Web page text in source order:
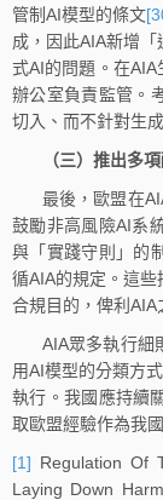
管制AI模型的條文
成，因此AIA新增
式AI的問題。在
辦公室負責監管。
切入、而不針對生
（三）推出多
最後，歐盟在
鼓勵非高風險AI系
與「實踐守則」的
循AIA的規定。這些
合規目的，俾利AIA
AIA眾多執行細
用AI模型的分類方
執行。我國應持續
取歐盟經驗作為我
[1] Regulation Of
Laying Down